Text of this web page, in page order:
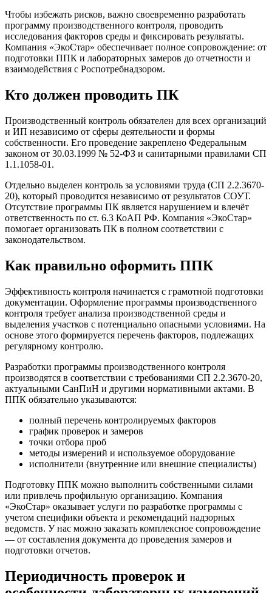
Чтобы избежать рисков, важно своевременно разработать
программу производственного контроля, проводить
исследования факторов среды и фиксировать результаты.
Компания «ЭкоСтар» обеспечивает полное сопровождение: от
подготовки ППК и лабораторных замеров до отчетности и
взаимодействия с Роспотребнадзором.
Кто должен проводить ПК
Производственный контроль обязателен для всех организаций
и ИП независимо от сферы деятельности и формы
собственности. Его проведение закреплено Федеральным
законом от 30.03.1999 № 52-ФЗ и санитарными правилами СП
1.1.1058-01.
Отдельно выделен контроль за условиями труда (СП 2.2.3670-
20), который проводится независимо от результатов СОУТ.
Отсутствие программы ПК является нарушением и влечёт
ответственность по ст. 6.3 КоАП РФ. Компания «ЭкоСтар»
помогает организовать ПК в полном соответствии с
законодательством.
Как правильно оформить ППК
Эффективность контроля начинается с грамотной подготовки
документации. Оформление программы производственного
контроля требует анализа производственной среды и
выделения участков с потенциально опасными условиями. На
основе этого формируется перечень факторов, подлежащих
регулярному контролю.
Разработки программы производственного контроля
производятся в соответствии с требованиями СП 2.2.3670-20,
актуальными СанПиН и другими нормативными актами. В
ППК обязательно указываются:
полный перечень контролируемых факторов
график проверок и замеров
точки отбора проб
методы измерений и используемое оборудование
исполнители (внутренние или внешние специалисты)
Подготовку ППК можно выполнить собственными силами
или привлечь профильную организацию. Компания
«ЭкоСтар» оказывает услуги по разработке программы с
учетом специфики объекта и рекомендаций надзорных
ведомств. У нас можно заказать комплексное сопровождение
— от составления документа до проведения замеров и
подготовки отчетов.
Периодичность проверок и